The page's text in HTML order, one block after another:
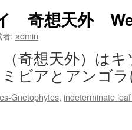
奇想天外
: admin
奇想天外）は
ミビアとアンゴ
Gnetophytes, indeterminate